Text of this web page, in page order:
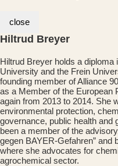
close
Hiltrud Breyer
Hiltrud Breyer holds a
University and the Frein
founding member of Alliance
as a Member of the European
again from 2013 to 2014. She
environmental protection,
governance, public health and
been a member of the
gegen BAYER-Gefahren”
where she advocates for
agrochemical sector.